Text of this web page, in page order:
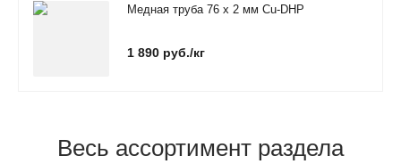
Медная труба 76 х 2 мм Cu-DHP
1 890 руб./кг
Весь ассортимент раздела